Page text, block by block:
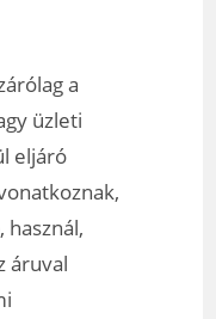
a
üzleti
eljáró
használ,
áruval